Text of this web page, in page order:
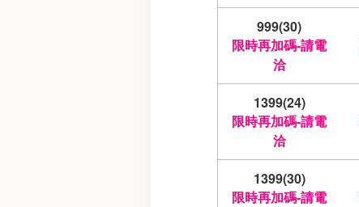
999(30)
限時再加碼-請電
洽
1399(24)
限時再加碼-請電
洽
1399(30)
限時再加碼-請電